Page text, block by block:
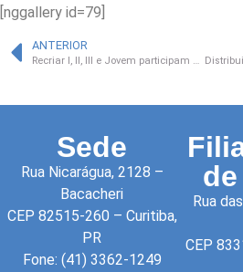
[nggallery id=79]
ANTERIOR
Recriar I, II, III e Jovem participam de Colônia de Férias
Sede
Rua Nicarágua, 2128 –
Bacacheri
CEP 82515-260 – Curitiba,
PR
Fone: (41) 3362-1249
Rua
CEP